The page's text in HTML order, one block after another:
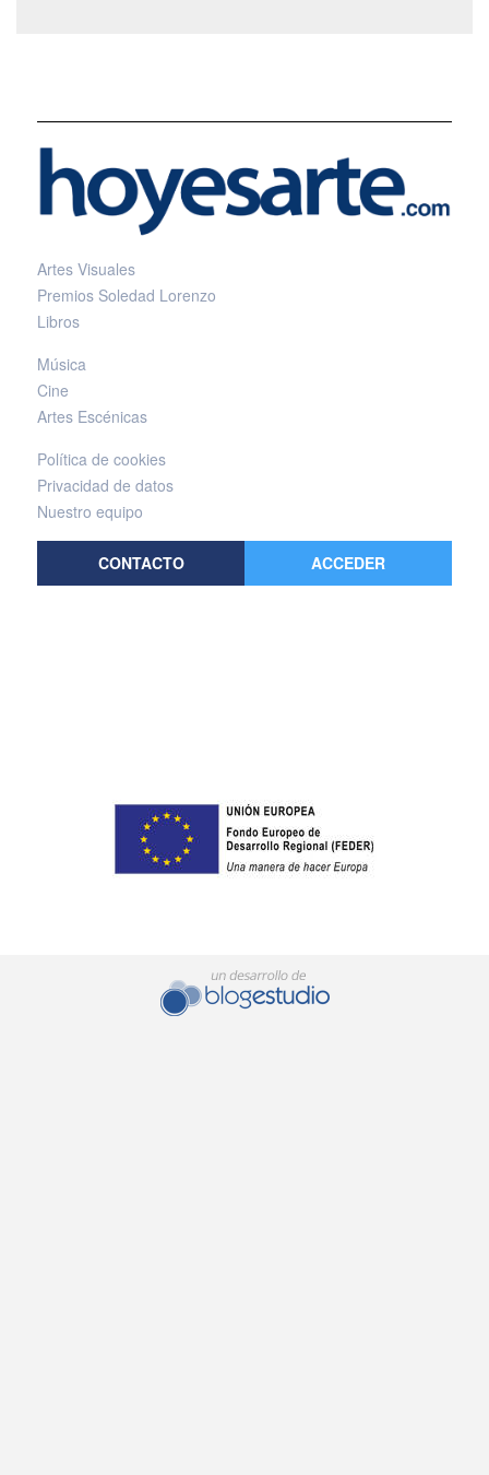
Artes Visuales
Premios Soledad Lorenzo
Libros
Música
Cine
Artes Escénicas
Política de cookies
Privacidad de datos
Nuestro equipo
CONTACTO ACCEDER